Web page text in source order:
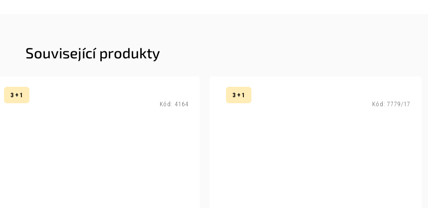
Související produkty
3 + 1
Kód: 4164
3 + 1
Kód: 7779/17